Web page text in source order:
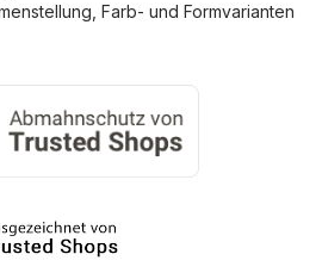
Farb- und Formvarianten